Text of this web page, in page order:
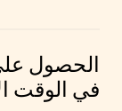
الحصول
في الوقت